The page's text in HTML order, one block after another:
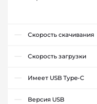
Скорость скачивания
Скорость загрузки
Имеет USB Type-C
Версия USB